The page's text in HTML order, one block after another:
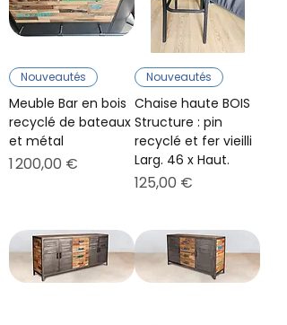
Nouveautés
Meuble Bar en bois
recyclé de bateaux
et métal
Prix
1 200,00 €
Nouveautés
Chaise haute BOIS
Structure : pin
recyclé et fer vieilli
Larg. 46 x Haut.
Prix
125,00 €